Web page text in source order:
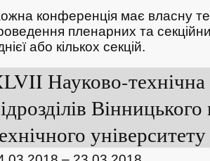
конференція має власну
пленарних та
або кількох секцій.
Науково-технічна